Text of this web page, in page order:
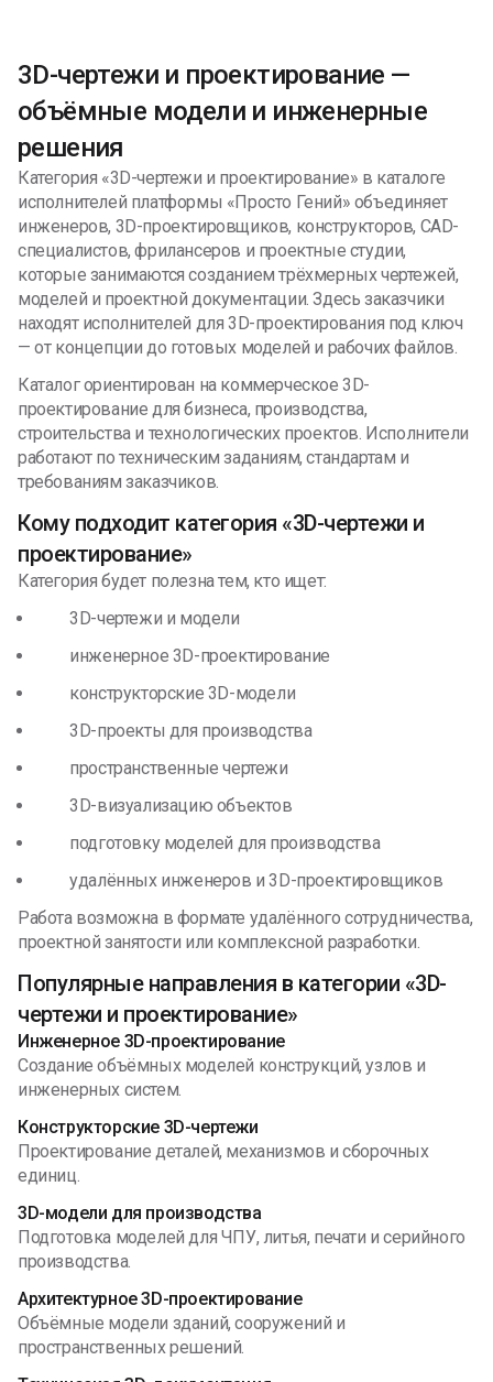
3D-чертежи и проектирование —
объёмные модели и инженерные
решения
Категория «3D-чертежи и проектирование» в каталоге
исполнителей платформы «Просто Гений» объединяет
инженеров, 3D-проектировщиков, конструкторов, CAD-
специалистов, фрилансеров и проектные студии,
которые занимаются созданием трёхмерных чертежей,
моделей и проектной документации. Здесь заказчики
находят исполнителей для 3D-проектирования под ключ
— от концепции до готовых моделей и рабочих файлов.
Каталог ориентирован на коммерческое 3D-
проектирование для бизнеса, производства,
строительства и технологических проектов. Исполнители
работают по техническим заданиям, стандартам и
требованиям заказчиков.
Кому подходит категория «3D-чертежи и
проектирование»
Категория будет полезна тем, кто ищет:
3D-чертежи и модели
инженерное 3D-проектирование
конструкторские 3D-модели
3D-проекты для производства
пространственные чертежи
3D-визуализацию объектов
подготовку моделей для производства
удалённых инженеров и 3D-проектировщиков
Работа возможна в формате удалённого сотрудничества,
проектной занятости или комплексной разработки.
Популярные направления в категории «3D-
чертежи и проектирование»
Инженерное 3D-проектирование
Создание объёмных моделей конструкций, узлов и
инженерных систем.
Конструкторские 3D-чертежи
Проектирование деталей, механизмов и сборочных
единиц.
3D-модели для производства
Подготовка моделей для ЧПУ, литья, печати и серийного
производства.
Архитектурное 3D-проектирование
Объёмные модели зданий, сооружений и
пространственных решений.